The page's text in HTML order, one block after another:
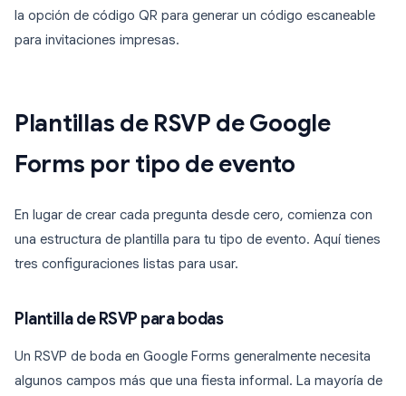
la opción de código QR para generar un código escaneable
para invitaciones impresas.
Plantillas de RSVP de Google
Forms por tipo de evento
En lugar de crear cada pregunta desde cero, comienza con
una estructura de plantilla para tu tipo de evento. Aquí tienes
tres configuraciones listas para usar.
Plantilla de RSVP para bodas
Un RSVP de boda en Google Forms generalmente necesita
algunos campos más que una fiesta informal. La mayoría de